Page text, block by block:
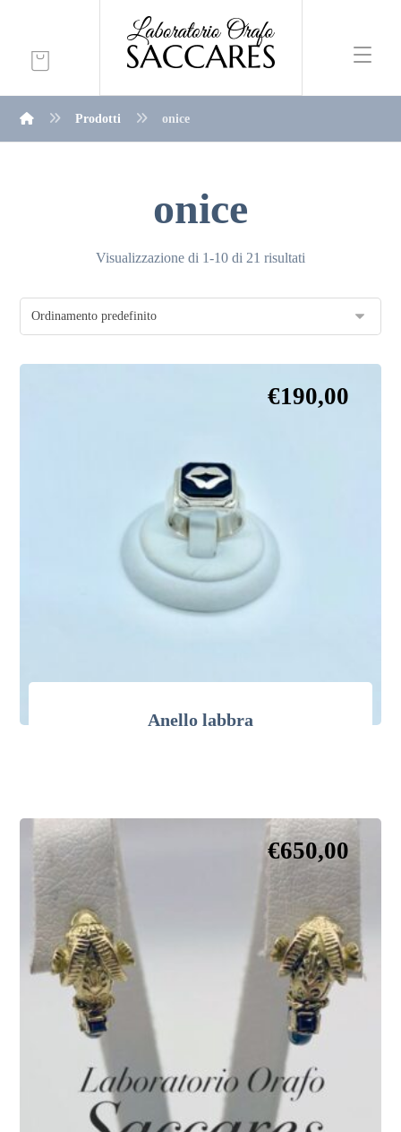
Prodotti onice
onice
Visualizzazione di 1-10 di 21 risultati
Anello labbra
€190,00
€650,00